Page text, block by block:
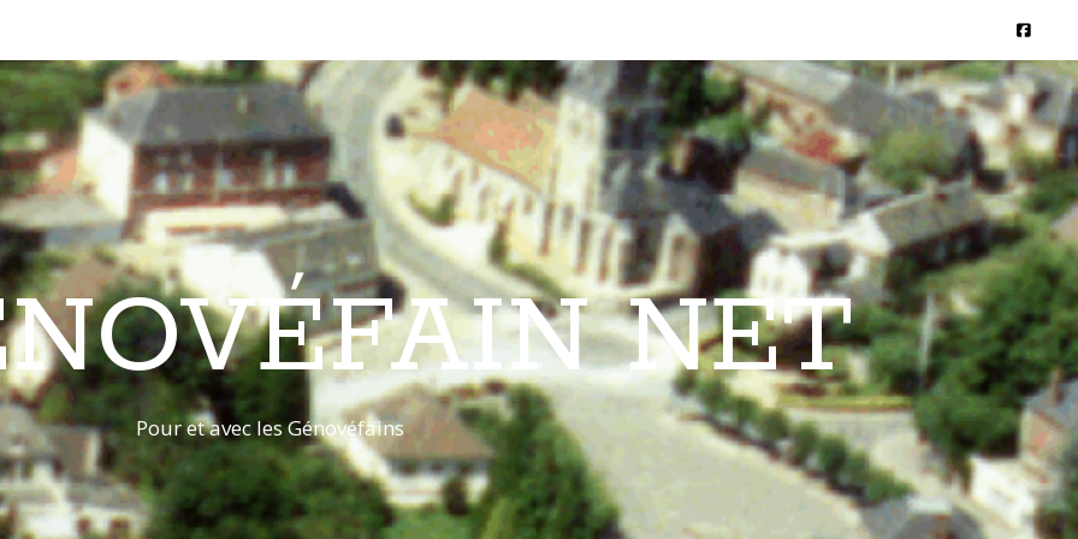
NET
Pour et avec les Génovéfains